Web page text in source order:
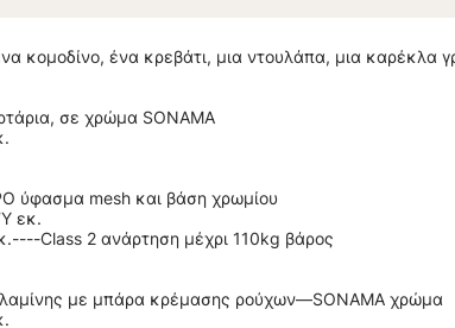
κομοδίνο, ένα κρεβάτι, μια ντουλάπα, μια καρέκλα
σε χρώμα SONAMA
ύφασμα mesh και βάση χρωμίου
εκ.
Class 2 ανάρτηση μέχρι 110kg βάρος
με μπάρα κρέμασης ρούχων—SONAMA χρώμα